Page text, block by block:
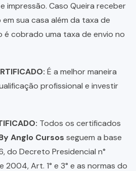
impressão. Caso Queira receber
sua casa além da taxa de
é cobrado uma taxa de envio no
É a melhor maneira
profissional e investir
Todos os certificados
Anglo Cursos seguem a base
do Decreto Presidencial n°
2004, Art. 1° e 3° e as normas do